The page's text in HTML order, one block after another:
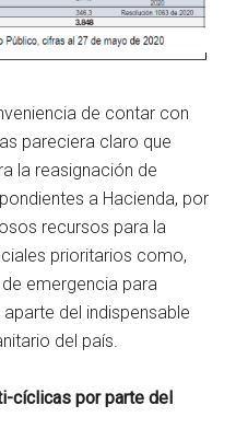
de contar con
pareciera claro que
la reasignación de
a Hacienda, por
recursos para la
prioritarios como,
emergencia para
del indispensable
del país.
cíclicas por parte del